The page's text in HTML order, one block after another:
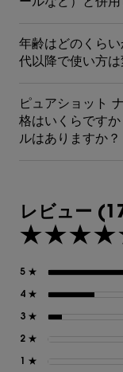
ールなど）と併
年齢はどのくら
代以降で使い方は
ピュアショット
格はいくらです
ルはありますか？
レビュー
5星中4.7。
5 ★
4 ★
3 ★
2 ★
1 ★